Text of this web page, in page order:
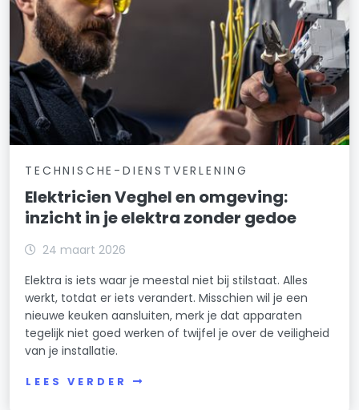
TECHNISCHE-DIENSTVERLENING
Elektricien Veghel en omgeving:
inzicht in je elektra zonder gedoe
24 maart 2026
Elektra is iets waar je meestal niet bij stilstaat. Alles
werkt, totdat er iets verandert. Misschien wil je een
nieuwe keuken aansluiten, merk je dat apparaten
tegelijk niet goed werken of twijfel je over de veiligheid
van je installatie.
LEES VERDER